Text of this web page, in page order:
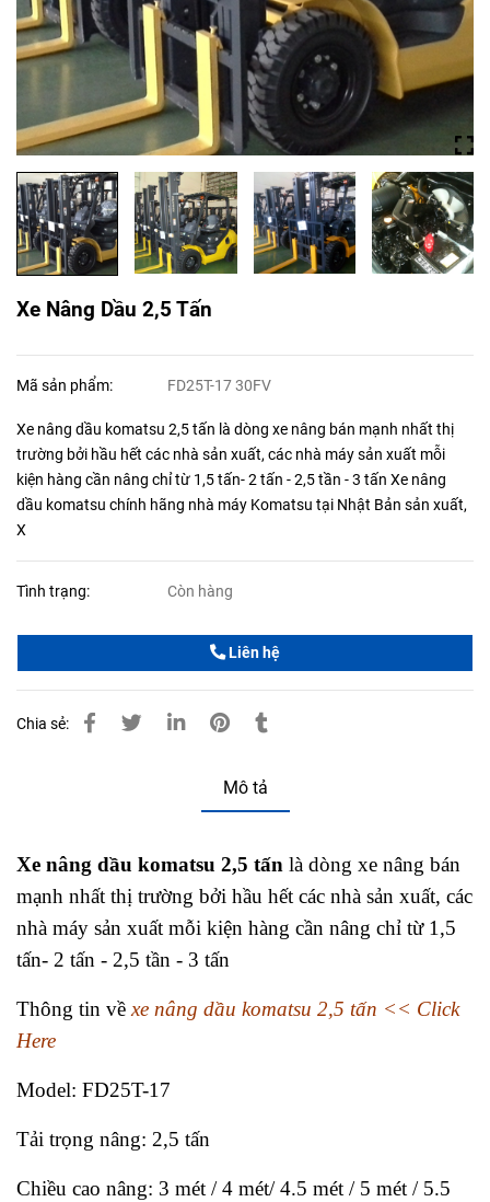
Xe Nâng Dầu 2,5 Tấn
Mã sản phẩm: FD25T-17 30FV
Xe nâng dầu komatsu 2,5 tấn là dòng xe nâng bán mạnh nhất thị
trường bởi hầu hết các nhà sản xuất, các nhà máy sản xuất mỗi
kiện hàng cần nâng chỉ từ 1,5 tấn- 2 tấn - 2,5 tần - 3 tấn Xe nâng
dầu komatsu chính hãng nhà máy Komatsu tại Nhật Bản sản xuất,
X
Tình trạng: Còn hàng
Liên hệ
Chia sẻ:
Mô tả
Xe nâng dầu komatsu 2,5 tấn là dòng xe nâng bán
mạnh nhất thị trường bởi hầu hết các nhà sản xuất, các
nhà máy sản xuất mỗi kiện hàng cần nâng chỉ từ 1,5
tấn- 2 tấn - 2,5 tần - 3 tấn
Thông tin về xe nâng dầu komatsu 2,5 tấn << Click
Here
Model: FD25T-17
Tải trọng nâng: 2,5 tấn
Chiều cao nâng: 3 mét / 4 mét/ 4.5 mét / 5 mét / 5.5